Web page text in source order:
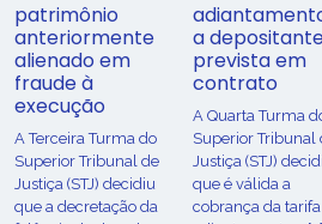
patrimônio
anteriormente
alienado em
fraude à
execução
A Terceira Turma do
Superior Tribunal de
Justiça (STJ) decidiu
que a decretação da
a
prevista em
contrato
A Quarta Turma
Superior Tribunal
Justiça (STJ)
que é válida a
cobrança da